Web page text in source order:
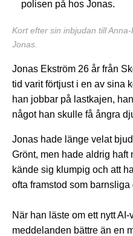
Kort efter sin inbjudan till
Jonas.
Jonas Ekström 26 år från
tid varit förtjust i en av sina
han jobbar på lastkajen,
något han skulle få ångra
Jonas hade länge velat
Grönt, men hade aldrig haft
kände sig klumpig och att
ofta framstod som barnsliga
När han läste om ett nytt
meddelanden bättre än en